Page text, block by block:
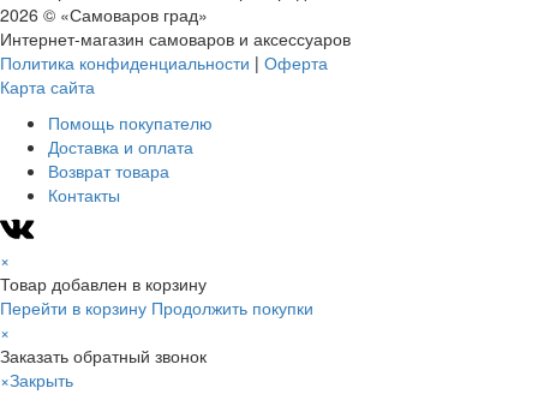
2026 © «Самоваров град»
Интернет-магазин самоваров и аксессуаров
Политика конфиденциальности | Оферта
Карта сайта
Помощь покупателю
Доставка и оплата
Возврат товара
Контакты
×
Товар добавлен в корзину
Перейти в корзину Продолжить покупки
×
Заказать обратный звонок
×Закрыть